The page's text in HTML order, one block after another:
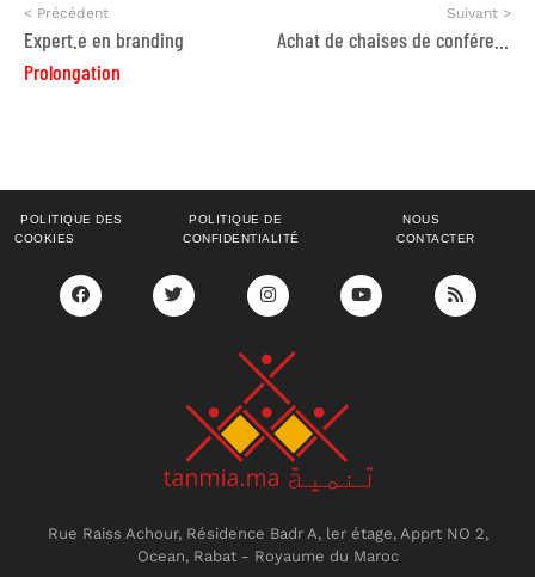
< Précédent
Expert.e en branding
Prolongation
Suivant >
POLITIQUE DES
COOKIES
POLITIQUE DE
CONFIDENTIALITÉ
NOUS
CONTACTER
Rue Raiss Achour, Résidence Badr A, ler étage, Apprt NO 2,
Ocean, Rabat - Royaume du Maroc